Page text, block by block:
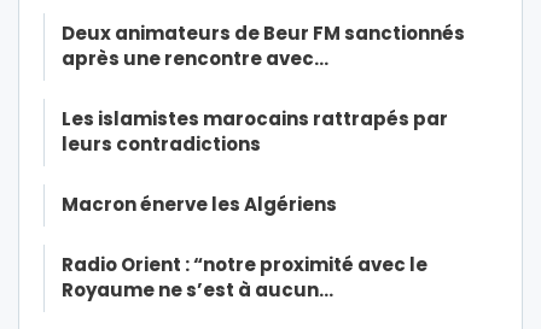
Deux animateurs de Beur FM sanctionnés
après une rencontre avec…
Les islamistes marocains rattrapés par
leurs contradictions
Macron énerve les Algériens
Radio Orient : “notre proximité avec le
Royaume ne s’est à aucun…